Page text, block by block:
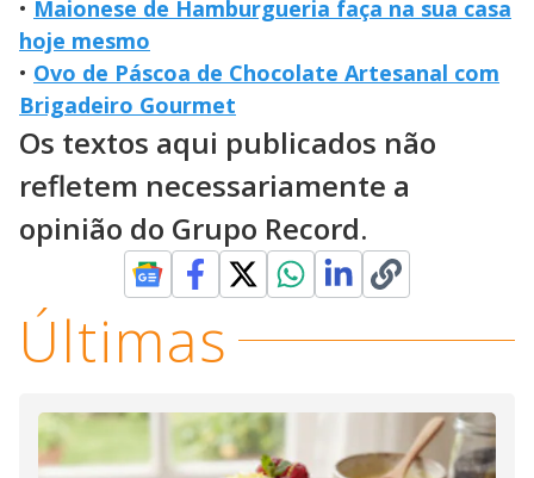
• Maionese de Hamburgueria faça na sua casa
hoje mesmo
• Ovo de Páscoa de Chocolate Artesanal com
Brigadeiro Gourmet
Os textos aqui publicados não
refletem necessariamente a
opinião do Grupo Record.
Últimas